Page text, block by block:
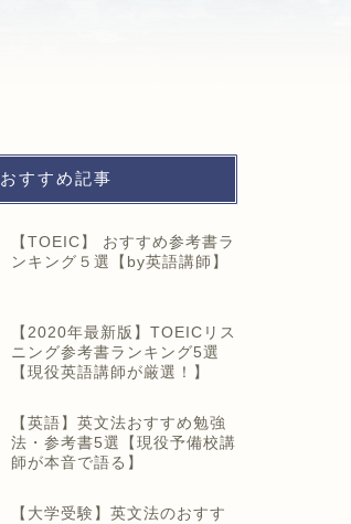
おすすめ記事
【TOEIC】 おすすめ参考書ラ
ンキング５選【by英語講師】
【2020年最新版】TOEICリス
ニング参考書ランキング5選
【現役英語講師が厳選！】
【英語】英文法おすすめ勉強
法・参考書5選【現役予備校講
師が本音で語る】
【大学受験】英文法のおすす